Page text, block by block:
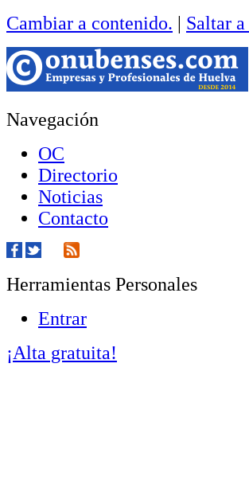
Cambiar a contenido. | Saltar
Navegación
OC
Directorio
Noticias
Contacto
Herramientas Personales
Entrar
¡Alta gratuita!